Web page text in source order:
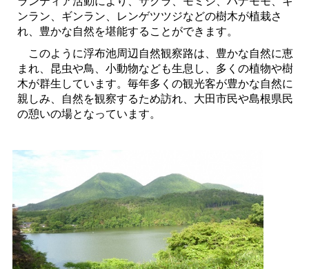
ンラン、ギンラン、レンゲツツジなどの樹木が植栽さ
れ、豊かな自然を堪能することができます。
このように浮布池周辺自然観察路は、豊かな自然に恵
まれ、昆虫や鳥、小動物なども生息し、多くの植物や樹
木が群生しています。毎年多くの観光客が豊かな自然に
親しみ、自然を観察するため訪れ、大田市民や島根県民
の憩いの場となっています。